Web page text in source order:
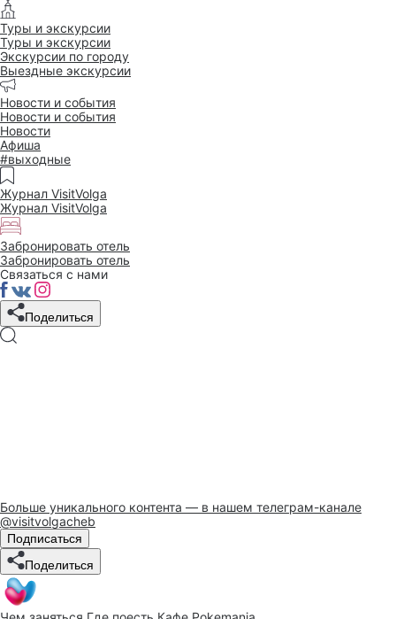
Туры и экскурсии
Туры и экскурсии
Экскурсии по городу
Выездные экскурсии
Новости и события
Новости и события
Новости
Афиша
#выходные
Журнал VisitVolga
Журнал VisitVolga
Забронировать отель
Забронировать отель
Связаться с нами
Поделиться
Больше уникального контента — в нашем телеграм-канале
@visitvolgacheb
Подписаться
Поделиться